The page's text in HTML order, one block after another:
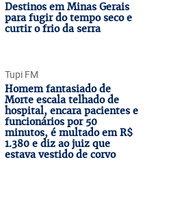
Destinos em Minas Gerais
para fugir do tempo seco e
curtir o frio da serra
Tupi FM
Homem fantasiado de
Morte escala telhado de
hospital, encara pacientes e
funcionários por 50
minutos, é multado em R$
1.380 e diz ao juiz que
estava vestido de corvo